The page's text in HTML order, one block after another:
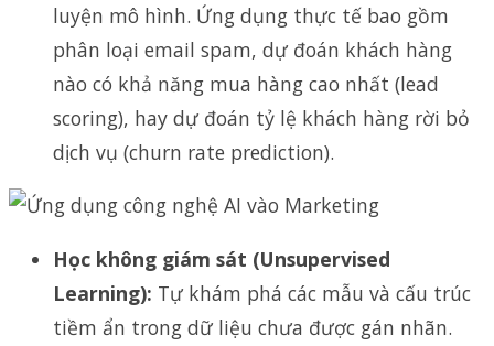
luyện mô hình. Ứng dụng thực tế bao gồm
phân loại email spam, dự đoán khách hàng
nào có khả năng mua hàng cao nhất (lead
scoring), hay dự đoán tỷ lệ khách hàng rời bỏ
dịch vụ (churn rate prediction).
Học không giám sát (Unsupervised
Learning): Tự khám phá các mẫu và cấu trúc
tiềm ẩn trong dữ liệu chưa được gán nhãn.